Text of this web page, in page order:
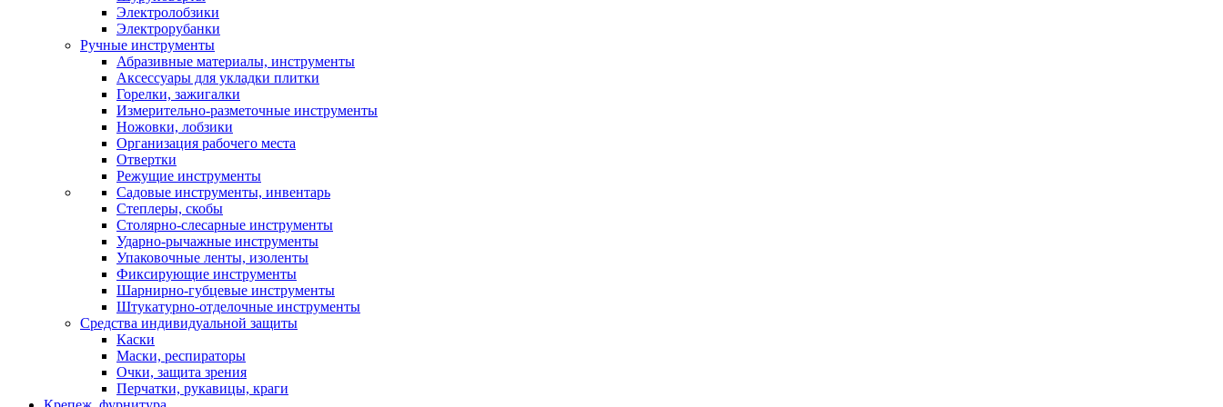
Электролобзики
Электрорубанки
Ручные инструменты
Абразивные материалы, инструменты
Аксессуары для укладки плитки
Горелки, зажигалки
Измерительно-разметочные инструменты
Ножовки, лобзики
Организация рабочего места
Отвертки
Режущие инструменты
Садовые инструменты, инвентарь
Степлеры, скобы
Столярно-слесарные инструменты
Ударно-рычажные инструменты
Упаковочные ленты, изоленты
Фиксирующие инструменты
Шарнирно-губцевые инструменты
Штукатурно-отделочные инструменты
Средства индивидуальной защиты
Каски
Маски, респираторы
Очки, защита зрения
Перчатки, рукавицы, краги